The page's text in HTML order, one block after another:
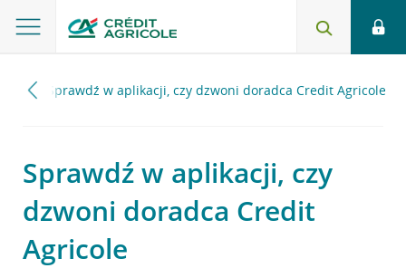
Sprawdź w aplikacji, czy dzwoni doradca Credit Agricole
Sprawdź w aplikacji, czy
dzwoni doradca Credit
Agricole